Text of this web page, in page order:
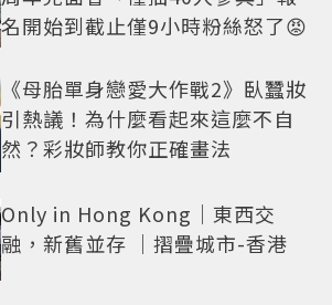
名開始到截止僅9小時粉絲怒了😡
《母胎單身戀愛大作戰2》臥蠶妝
引熱議！為什麼看起來這麼不自
然？彩妝師教你正確畫法
Only in Hong Kong｜東西交
融，新舊並存 ｜摺疊城市-香港